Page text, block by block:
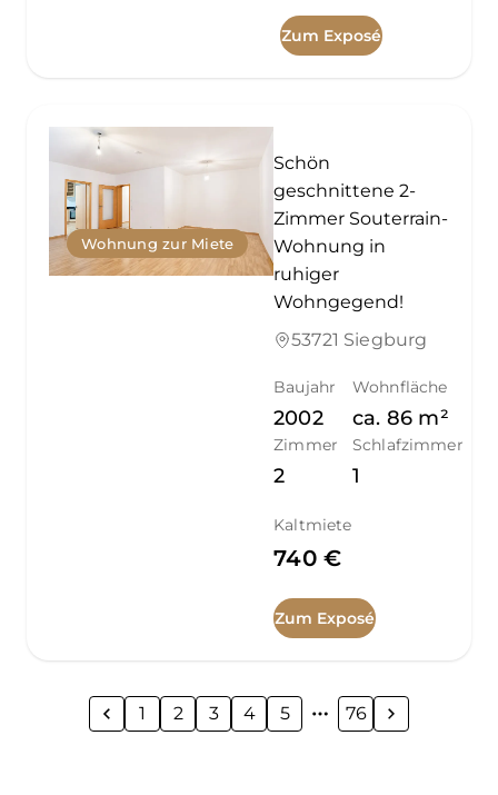
Zum Exposé
Wohnung zur Miete
Schön
geschnittene 2-
Zimmer Souterrain-
Wohnung in
ruhiger
Wohngegend!
53721 Siegburg
Baujahr
2002
Wohnfläche
ca. 86 m²
Zimmer
2
Schlafzimmer
1
Kaltmiete
740 €
Zum Exposé
1 2 3 4 5 76